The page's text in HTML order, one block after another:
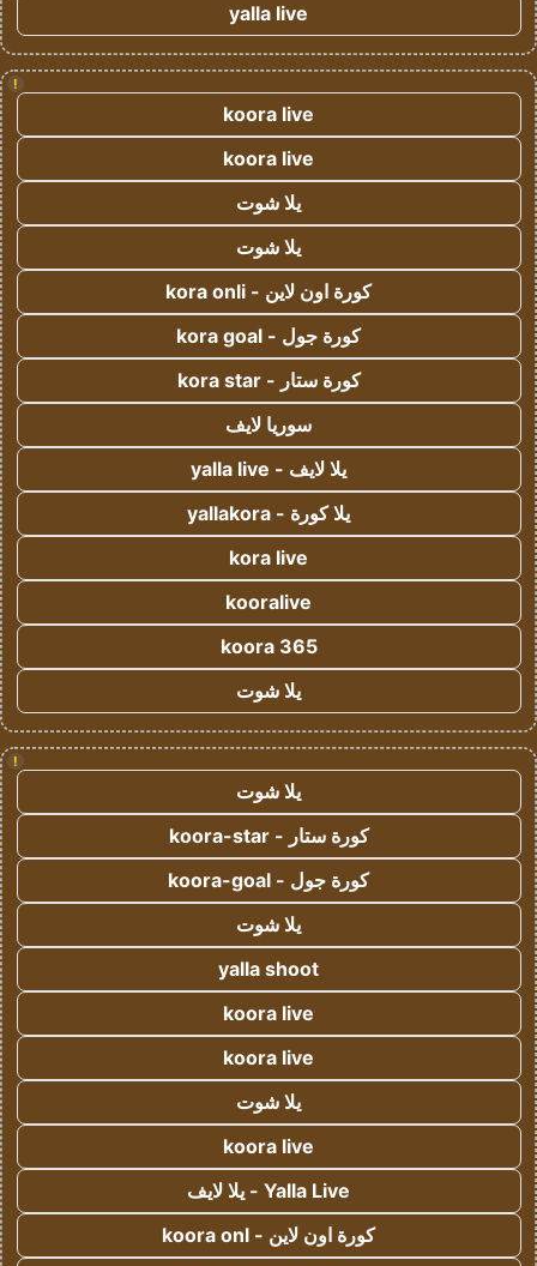
yalla live
!
koora live
koora live
يلا شوت
يلا شوت
كورة اون لاين - kora onli
كورة جول - kora goal
كورة ستار - kora star
سوريا لايف
يلا لايف - yalla live
يلا كورة - yallakora
kora live
kooralive
koora 365
يلا شوت
!
يلا شوت
كورة ستار - koora-star
كورة جول - koora-goal
يلا شوت
yalla shoot
koora live
koora live
يلا شوت
koora live
Yalla Live - يلا لايف
كورة اون لاين - koora onl